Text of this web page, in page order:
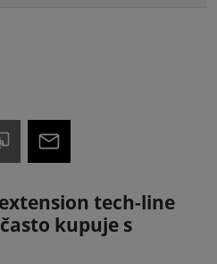
tech-line
kupuje s